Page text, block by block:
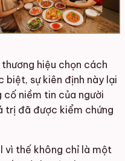
hiệu chọn cách
sự kiên định này lại
niềm tin của người
trị đã được kiểm chứng
vì thế không chỉ là một